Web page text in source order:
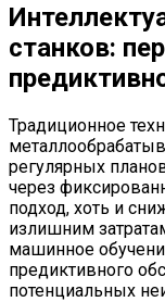
станков:
Традиционное
регулярных
через
подход, хоть и
излишним
машинное
предиктивного
потенциальных